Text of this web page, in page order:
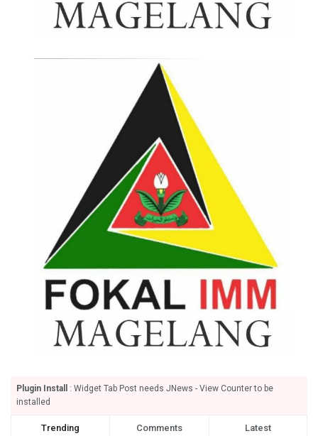
Plugin Install
: Widget Tab Post needs JNews - View Counter to be
installed
Trending Comments Latest